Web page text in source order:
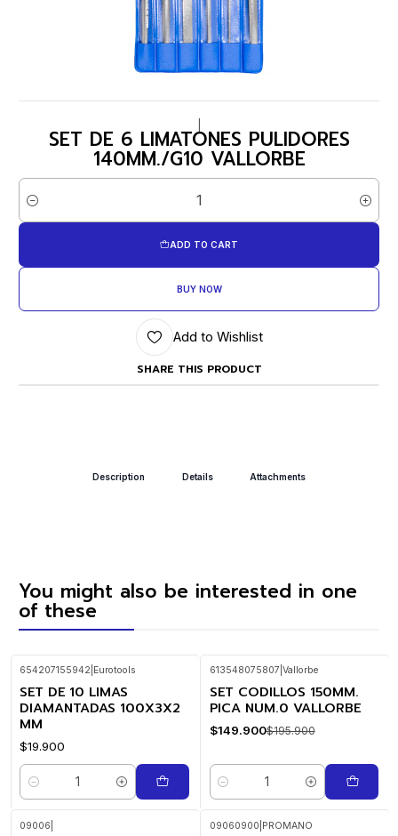
SET DE 6 LIMATONES PULIDORES
140MM./G10 VALLORBE
Quantity
ADD TO CART
BUY NOW
Add to Wishlist
SHARE THIS PRODUCT
Description Details Attachments
You might also be interested in one
of these
654207155942 Eurotools
SET DE 10 LIMAS
DIAMANTADAS 100X3X2
MM
$19.900
Quantity
-23%
OFF
613548075807 Vallorbe
SET CODILLOS 150MM.
PICA NUM.0 VALLORBE
$149.900$195.900
Quantity
09006 09060900 PROMANO